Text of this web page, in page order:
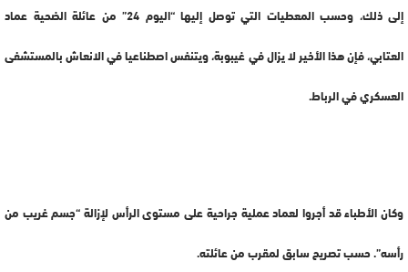
إلى ذلك، وحسب المعطيات التي توصل إليها “اليوم 24” من عائلة الضحية عماد
العتابي، فإن هذا الأخير لا يزال في غيبوبة، ويتنفس اصطناعيا في الانعاش بالمستشفى
العسكري في الرباط.
وكان الأطباء قد أجروا لعماد عملية جراحية على مستوى الرأس لإزالة “جسم غريب من
رأسه”. حسب تصريح سابق لمقرب من عائلته.